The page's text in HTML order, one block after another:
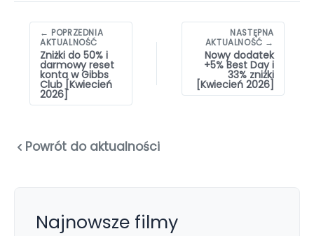
Nawigacja
wpisów
← POPRZEDNIA
AKTUALNOŚĆ
Zniżki do 50% i
darmowy reset
konta w Gibbs
Club [Kwiecień
2026]
NASTĘPNA
AKTUALNOŚĆ →
Nowy dodatek
+5% Best Day i
33% zniżki
[Kwiecień 2026]
Powrót do aktualności
Najnowsze filmy